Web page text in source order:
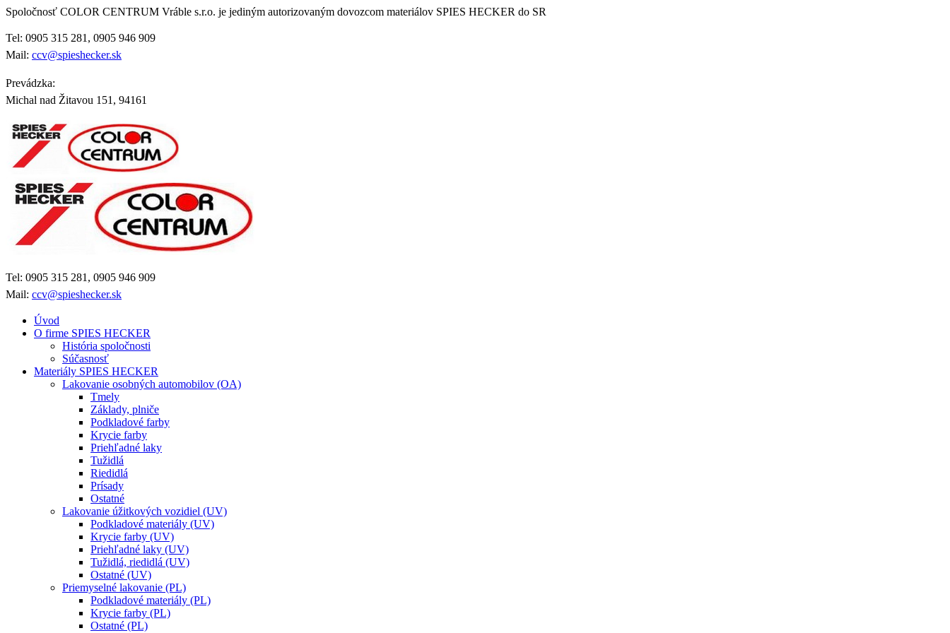
Spoločnosť COLOR CENTRUM Vráble s.r.o. je jediným autorizovaným dovozcom materiálov SPIES HECKER do SR
Tel: 0905 315 281, 0905 946 909
Mail: ccv@spieshecker.sk
Prevádzka:
Michal nad Žitavou 151, 94161
Tel: 0905 315 281, 0905 946 909
Mail: ccv@spieshecker.sk
Úvod
O firme SPIES HECKER
História spoločnosti
Súčasnosť
Materiály SPIES HECKER
Lakovanie osobných automobilov (OA)
Tmely
Základy, plniče
Podkladové farby
Krycie farby
Priehľadné laky
Tužidlá
Riedidlá
Prísady
Ostatné
Lakovanie úžitkových vozidiel (UV)
Podkladové materiály (UV)
Krycie farby (UV)
Priehľadné laky (UV)
Tužidlá, riedidlá (UV)
Ostatné (UV)
Priemyselné lakovanie (PL)
Podkladové materiály (PL)
Krycie farby (PL)
Ostatné (PL)